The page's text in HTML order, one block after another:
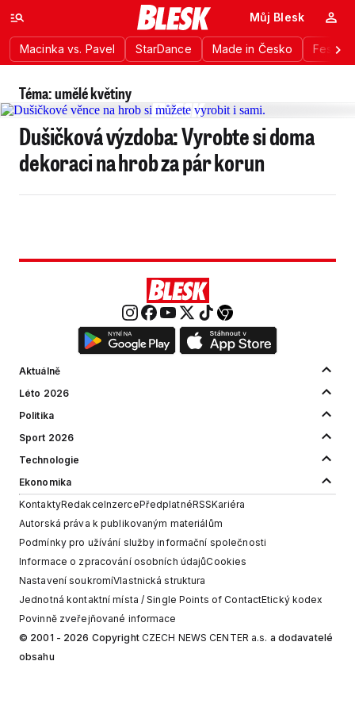
Macinka vs. Pavel StarDance Made in Česko
Můj Blesk
Téma: umělé květiny
Dušičková výzdoba: Vyrobte si doma
dekoraci na hrob za pár korun
Aktuálně
Léto 2026
Politika
Sport 2026
Technologie
Ekonomika
KontaktyRedakceInzercePředplatnéRSSKariéra
Autorská práva k publikovaným materiálům
Podmínky pro užívání služby informační společnosti
Informace o zpracování osobních údajůCookies
Nastavení soukromíVlastnická struktura
Jednotná kontaktní místa / Single Points of ContactEtický kodex
Povinně zveřejňované informace
© 2001 - 2026 Copyright CZECH NEWS CENTER a.s. a dodavatelé
obsahu